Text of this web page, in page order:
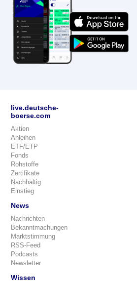
live.deutsche-
boerse.com
Aktien
Anleihen
ETF/ETP
Fonds
Rohstoffe
Zertifikate
Nachhaltig
Einstieg
News
Nachrichten
Bekanntmachungen
Marktstimmung
RSS-Feed
Podcasts
Newsletter
Wissen